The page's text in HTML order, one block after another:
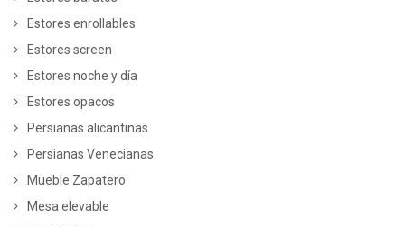
Estores enrollables
Estores screen
Estores noche y día
Estores opacos
Persianas alicantinas
Persianas Venecianas
Mueble Zapatero
Mesa elevable